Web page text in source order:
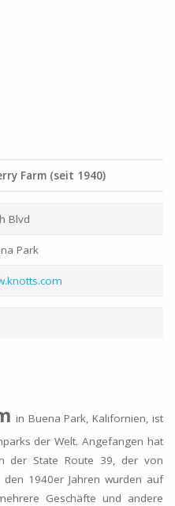
Farm (seit 1940)
Blvd
Park
in Buena Park, Kalifornien, ist
der Welt. Angefangen hat
der State Route 39, der von
1940er Jahren wurden auf
Geschäfte und andere